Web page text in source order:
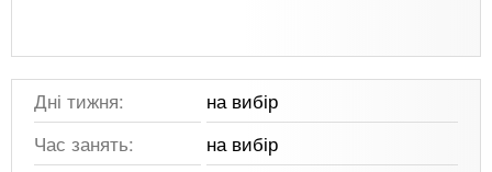
Дні тижня:
на вибір
Час занять:
на вибір